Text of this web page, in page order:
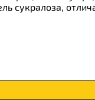
сукралоза,